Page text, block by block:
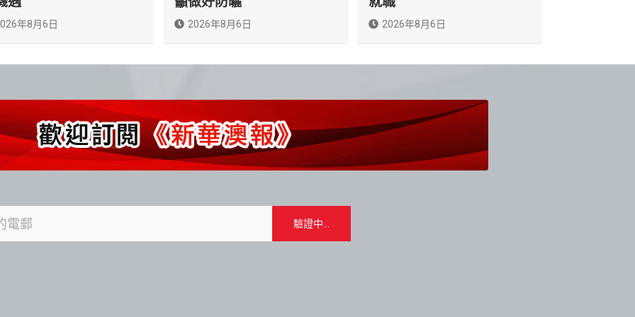
年8月6日 2026年8月6日 2026年8月6日